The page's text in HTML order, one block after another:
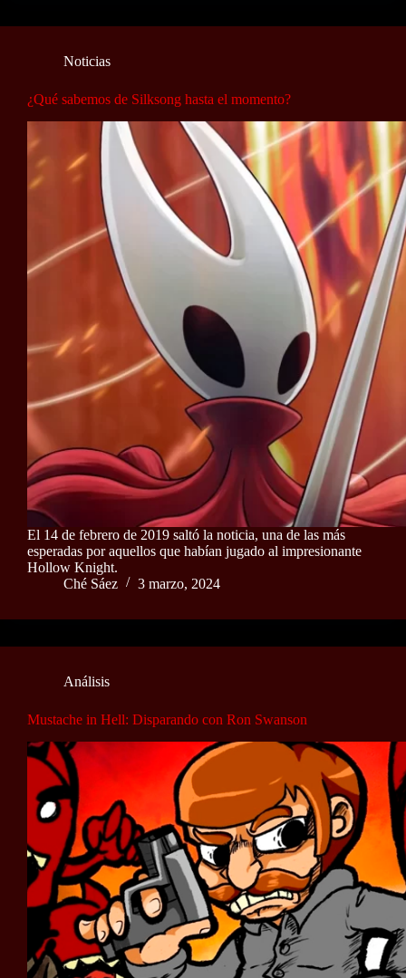
Noticias
¿Qué sabemos de Silksong hasta el momento?
El 14 de febrero de 2019 saltó la noticia, una de las más
esperadas por aquellos que habían jugado al impresionante
Hollow Knight.
Ché Sáez
3 marzo, 2024
Análisis
Mustache in Hell: Disparando con Ron Swanson